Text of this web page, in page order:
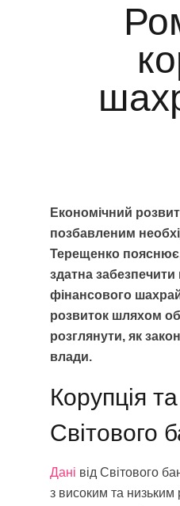
Економічний
позбавленим
Терещенко
здатна
фінансового
розвиток шляхом
розглянути, як
влади.
Корупція
Світового
Дані від Світового
з високим та низьким